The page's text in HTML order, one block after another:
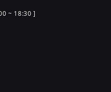
~ 18:30 ]